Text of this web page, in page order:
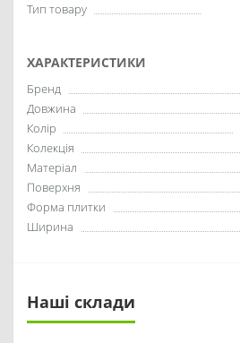
Тип товару
ХАРАКТЕРИСТИКИ
Бренд
Довжина
Колір
Колекція
Матеріал
Поверхня
Форма плитки
Ширина
Наші склади